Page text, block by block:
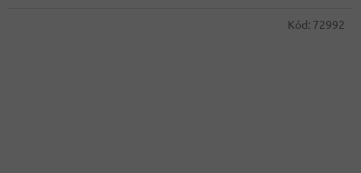
Kód: 72992